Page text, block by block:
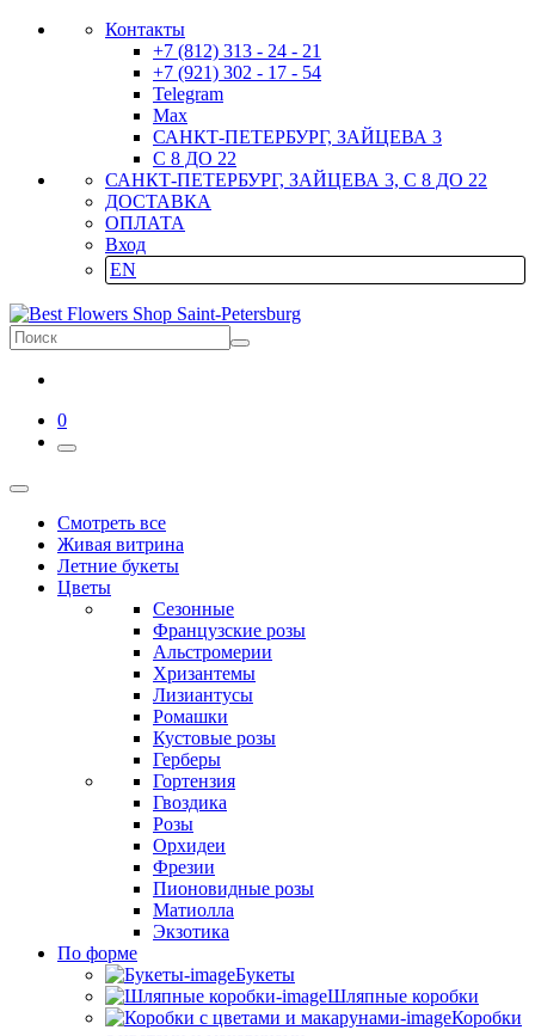
Контакты
+7 (812) 313 - 24 - 21
+7 (921) 302 - 17 - 54
Telegram
Max
САНКТ-ПЕТЕРБУРГ, ЗАЙЦЕВА 3
С 8 ДО 22
САНКТ-ПЕТЕРБУРГ, ЗАЙЦЕВА 3, С 8 ДО 22
ДОСТАВКА
ОПЛАТА
Вход
EN
0
Смотреть все
Живая витрина
Летние букеты
Цветы
Сезонные
Французские розы
Альстромерии
Хризантемы
Лизиантусы
Ромашки
Кустовые розы
Герберы
Гортензия
Гвоздика
Розы
Орхидеи
Фрезии
Пионовидные розы
Матиолла
Экзотика
По форме
Букеты
Шляпные коробки
Коробки